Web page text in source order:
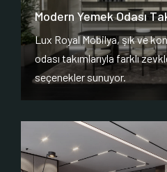
Modern Yemek Odası
Lux Royal Mobilya, şık ve
odası takımlarıyla farklı
seçenekler sunuyor.